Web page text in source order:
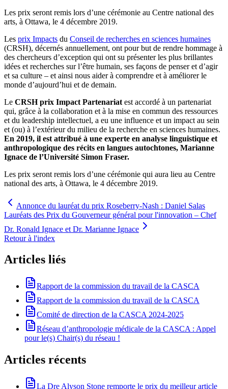
Les prix seront remis lors d’une cérémonie au Centre national des
arts, à Ottawa, le 4 décembre 2019.
Les prix Impacts du Conseil de recherches en sciences humaines
(CRSH), décernés annuellement, ont pour but de rendre hommage à
des chercheurs d’exception qui ont su présenter les plus brillantes
idées et recherches sur l’être humain, ses façons de penser et d’agir
et sa culture – et ainsi nous aider à comprendre et à améliorer le
monde d’aujourd’hui et de demain.
Le CRSH prix Impact Partenariat est accordé à un partenariat
qui, grâce à la collaboration et à la mise en commun des ressources
et du leadership intellectuel, a eu une influence et un impact au sein
et (ou) à l’extérieur du milieu de la recherche en sciences humaines.
En 2019, il est attribué à une experte en analyse linguistique et
anthropologique des récits en langues autochtones, Marianne
Ignace de l’Université Simon Fraser.
Les prix seront remis lors d’une cérémonie qui aura lieu au Centre
national des arts, à Ottawa, le 4 décembre 2019.
Annonce du lauréat du prix Roseberry-Nash : Daniel Salas
Lauréats des Prix du Gouverneur général pour l'innovation – Chef
Dr. Ronald Ignace et Dr. Marianne Ignace
Retour à l'index
Articles liés
Rapport de la commission du travail de la CASCA
Rapport de la commission du travail de la CASCA
Comité de direction de la CASCA 2024-2025
Réseau d’anthropologie médicale de la CASCA : Appel
pour le(s) Chair(s) du réseau !
Articles récents
La Dre Alyson Stone remporte le prix du meilleur article